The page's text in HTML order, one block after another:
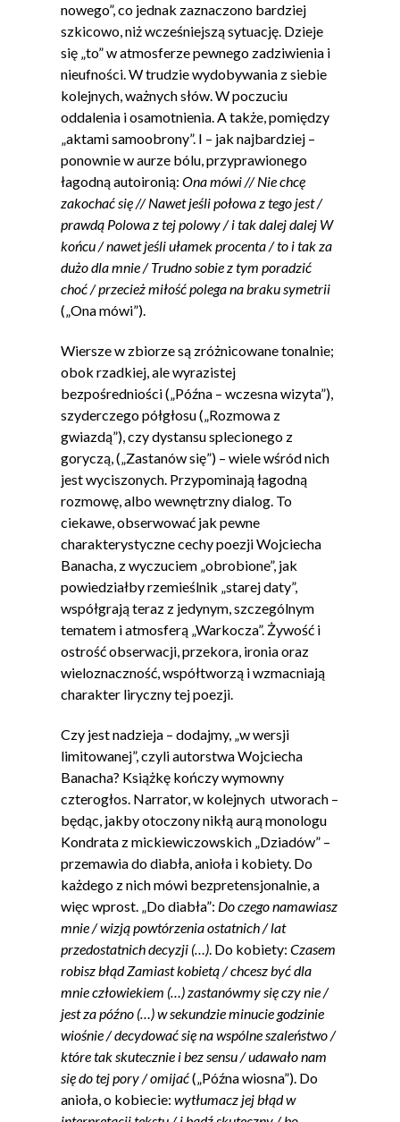
nowego”, co jednak zaznaczono bardziej
szkicowo, niż wcześniejszą sytuację. Dzieje
się „to” w atmosferze pewnego zadziwienia i
nieufności. W trudzie wydobywania z siebie
kolejnych, ważnych słów. W poczuciu
oddalenia i osamotnienia. A także, pomiędzy
„aktami samoobrony”. I – jak najbardziej –
ponownie w aurze bólu, przyprawionego
łagodną autoironią: Ona mówi // Nie chcę
zakochać się // Nawet jeśli połowa z tego jest /
prawdą Polowa z tej polowy / i tak dalej dalej W
końcu / nawet jeśli ułamek procenta / to i tak za
dużo dla mnie / Trudno sobie z tym poradzić
choć / przecież miłość polega na braku symetrii
(„Ona mówi”).
Wiersze w zbiorze są zróżnicowane tonalnie;
obok rzadkiej, ale wyrazistej
bezpośredniości („Późna – wczesna wizyta”),
szyderczego półgłosu („Rozmowa z
gwiazdą”), czy dystansu splecionego z
goryczą, („Zastanów się”) – wiele wśród nich
jest wyciszonych. Przypominają łagodną
rozmowę, albo wewnętrzny dialog. To
ciekawe, obserwować jak pewne
charakterystyczne cechy poezji Wojciecha
Banacha, z wyczuciem „obrobione”, jak
powiedziałby rzemieślnik „starej daty”,
współgrają teraz z jedynym, szczególnym
tematem i atmosferą „Warkocza”. Żywość i
ostrość obserwacji, przekora, ironia oraz
wieloznaczność, współtworzą i wzmacniają
charakter liryczny tej poezji.
Czy jest nadzieja – dodajmy, „w wersji
limitowanej”, czyli autorstwa Wojciecha
Banacha? Książkę kończy wymowny
czterogłos. Narrator, w kolejnych utworach –
będąc, jakby otoczony nikłą aurą monologu
Kondrata z mickiewiczowskich „Dziadów” –
przemawia do diabła, anioła i kobiety. Do
każdego z nich mówi bezpretensjonalnie, a
więc wprost. „Do diabła”: Do czego namawiasz
mnie / wizją powtórzenia ostatnich / lat
przedostatnich decyzji (…) . Do kobiety: Czasem
robisz błąd Zamiast kobietą / chcesz być dla
mnie człowiekiem (…) zastanówmy się czy nie /
jest za późno (…) w sekundzie minucie godzinie
wiośnie / decydować się na wspólne szaleństwo /
które tak skutecznie i bez sensu / udawało nam
się do tej pory / omijać(„Późna wiosna”). Do
anioła, o kobiecie: wytłumacz jej błąd w